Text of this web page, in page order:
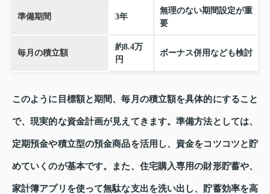
準備期間 3年
無理のない期間設定が重
要
毎月の積立額
約8.4万
円
ボーナス併用なども検討
このように目標額と期間、毎月の積立額を具体的にすること
で、現実的な資金計画が見えてきます。準備方法としては、
定期預金や積立型の預金商品を活用し、資金をコツコツと貯
めていくのが基本です。また、住宅購入専用の財形貯蓄や、
家計簿アプリを使って無駄な支出を洗い出し、貯蓄効率を高